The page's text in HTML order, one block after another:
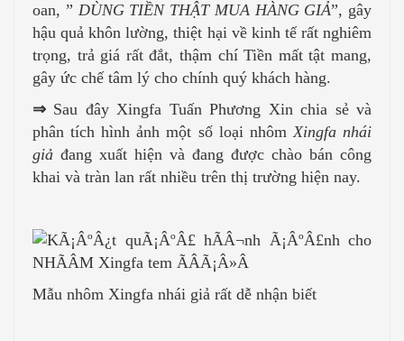
oan, ” DÙNG TIỀN THẬT MUA HÀNG GIẢ”, gây
hậu quả khôn lường, thiệt hại về kinh tế rất nghiêm
trọng, trả giá rất đắt, thậm chí Tiền mất tật mang,
gây ức chế tâm lý cho chính quý khách hàng.
⇒ Sau đây Xingfa Tuấn Phương Xin chia sẻ và
phân tích hình ảnh một số loại nhômXingfa nhái
giả đang xuất hiện và đang được chào bán công
khai và tràn lan rất nhiều trên thị trường hiện nay.
Mẫu nhôm Xingfa nhái giả rất dễ nhận biết